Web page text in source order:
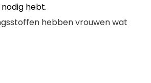
hebt.
hebben vrouwen wat